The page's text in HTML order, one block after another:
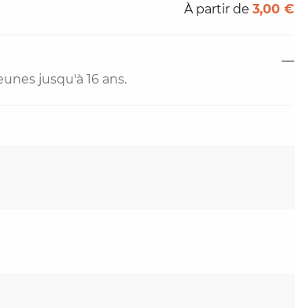
À partir de3,00 €
jusqu'à 16 ans.
—